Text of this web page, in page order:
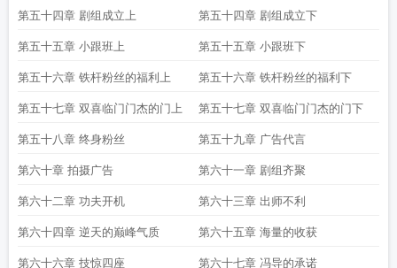
第五十四章 剧组成立上 第五十四章 剧组成立下
第五十五章 小跟班上 第五十五章 小跟班下
第五十六章 铁杆粉丝的福利上 第五十六章 铁杆粉丝的福利下
第五十七章 双喜临门门杰的门上 第五十七章 双喜临门门杰的门下
第五十八章 终身粉丝 第五十九章 广告代言
第六十章 拍摄广告 第六十一章 剧组齐聚
第六十二章 功夫开机 第六十三章 出师不利
第六十四章 逆天的巅峰气质 第六十五章 海量的收获
第六十六章 技惊四座 第六十七章 冯导的承诺